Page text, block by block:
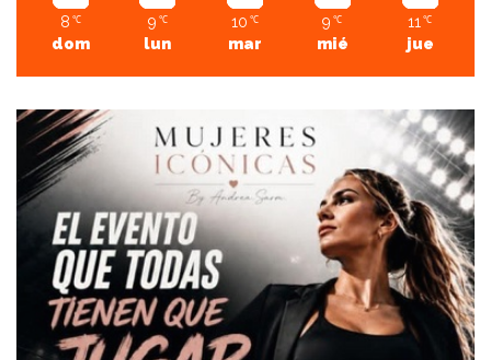
8 ℃
dom
9 ℃
lun
10 ℃
mar
9 ℃
mié
11 ℃
jue